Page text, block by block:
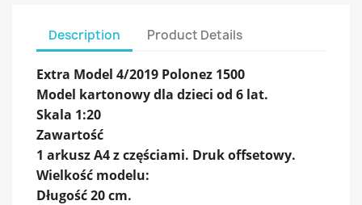
Description Product Details
Extra Model 4/2019 Polonez 1500
Model kartonowy dla dzieci od 6 lat.
Skala 1:20
Zawartość
1 arkusz A4 z częściami. Druk offsetowy.
Wielkość modelu:
Długość 20 cm.